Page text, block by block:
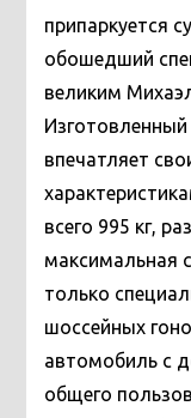
припаркуется
обошедший
великим
Изготовленный
впечатляет
всего 995 кг,
максимальная
только
шоссейных
автомобиль с
общего